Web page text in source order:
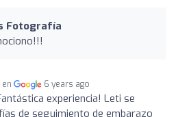
Fotografía
en 6 years ago
experiencia! Leti se
de seguimiento de embarazo